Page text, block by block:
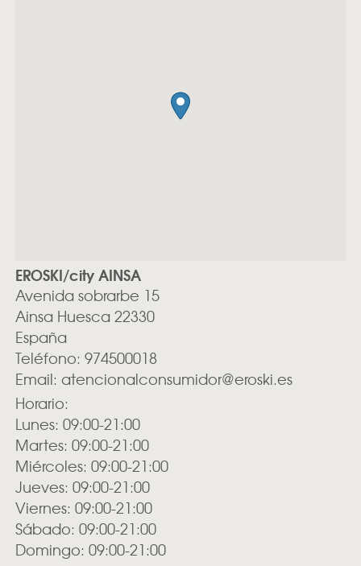
EROSKI/city AINSA
Avenida sobrarbe 15
Ainsa Huesca 22330
España
Teléfono: 974500018
Email: atencionalconsumidor@eroski.es
Horario:
Lunes: 09:00-21:00
Martes: 09:00-21:00
Miércoles: 09:00-21:00
Jueves: 09:00-21:00
Viernes: 09:00-21:00
Sábado: 09:00-21:00
Domingo: 09:00-21:00